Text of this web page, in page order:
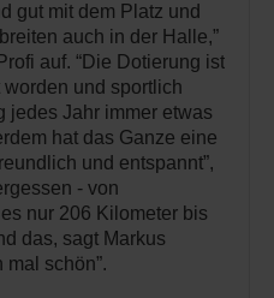
gut mit dem Platz und
auch in der Halle,”
auf. “Die Dotierung ist
und sportlich
jedes Jahr immer etwas
hat das Ganze eine
und entspannt”,
- von
nur 206 Kilometer bis
das, sagt Markus
mal schön”.